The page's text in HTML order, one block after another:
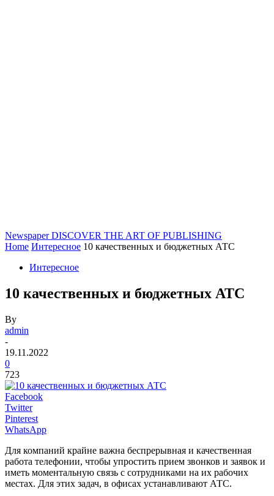
Newspaper DISCOVER THE ART OF PUBLISHING
Home Интересное 10 качественных и бюджетных АТС
Интересное
10 качественных и бюджетных АТС
By
admin
-
19.11.2022
0
723
Facebook
Twitter
Pinterest
WhatsApp
Для компаний крайне важна беспрерывная и качественная
работа телефонии, чтобы упростить прием звонков и заявок и
иметь моментальную связь с сотрудниками на их рабочих
местах. Для этих задач, в офисах устанавливают АТС.